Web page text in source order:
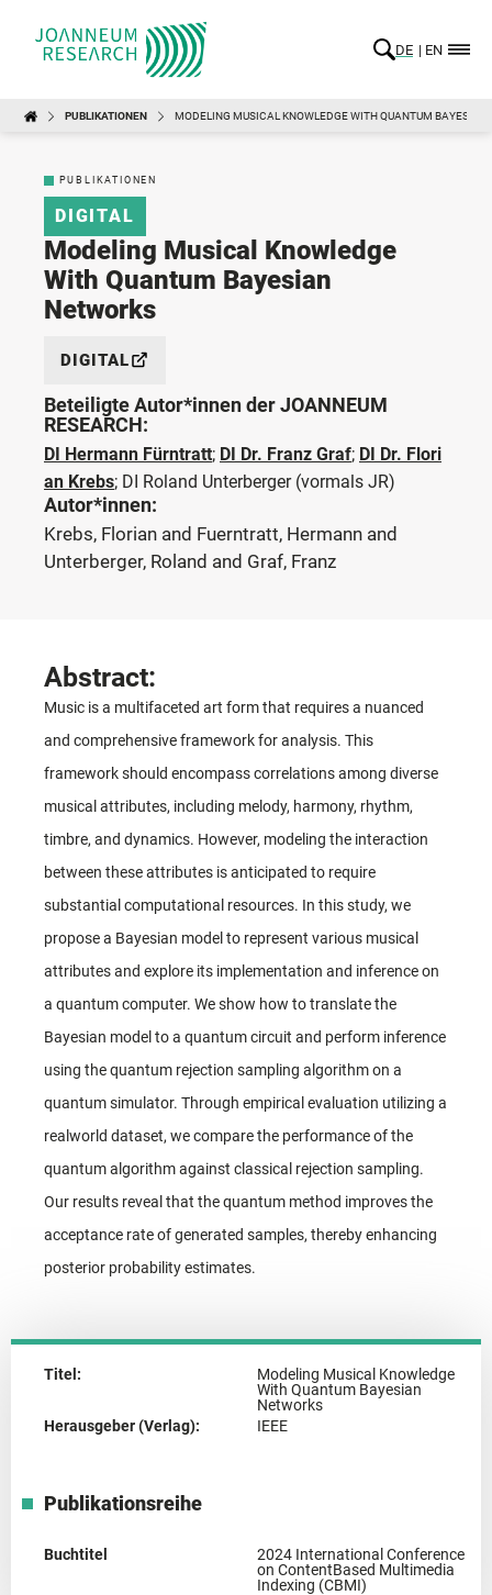
DE EN
PUBLIKATIONEN MODELING MUSICAL KNOWLEDGE WITH QUANTUM BAYESIAN
PUBLIKATIONEN
DIGITAL
Modeling Musical Knowledge
With Quantum Bayesian
Networks
DIGITAL
Beteiligte Autor*innen der JOANNEUM
RESEARCH:
DI Hermann Fürntratt; DI Dr. Franz Graf; DI Dr. Flori
an Krebs; DI Roland Unterberger (vormals JR)
Autor*innen:
Krebs, Florian and Fuerntratt, Hermann and
Unterberger, Roland and Graf, Franz
Abstract:
Music is a multifaceted art form that requires a nuanced
and comprehensive framework for analysis. This
framework should encompass correlations among diverse
musical attributes, including melody, harmony, rhythm,
timbre, and dynamics. However, modeling the interaction
between these attributes is anticipated to require
substantial computational resources. In this study, we
propose a Bayesian model to represent various musical
attributes and explore its implementation and inference on
a quantum computer. We show how to translate the
Bayesian model to a quantum circuit and perform inference
using the quantum rejection sampling algorithm on a
quantum simulator. Through empirical evaluation utilizing a
realworld dataset, we compare the performance of the
quantum algorithm against classical rejection sampling.
Our results reveal that the quantum method improves the
acceptance rate of generated samples, thereby enhancing
posterior probability estimates.
Titel:
Modeling Musical Knowledge
With Quantum Bayesian
Networks
Herausgeber (Verlag):
IEEE
Publikationsreihe
Buchtitel
2024 International Conference
on ContentBased Multimedia
Indexing (CBMI)